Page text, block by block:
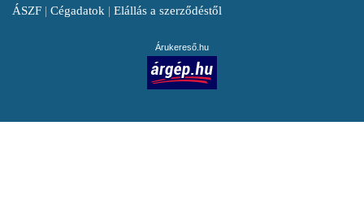
ÁSZF | Cégadatok | Elállás a szerződéstől
Árukereső.hu